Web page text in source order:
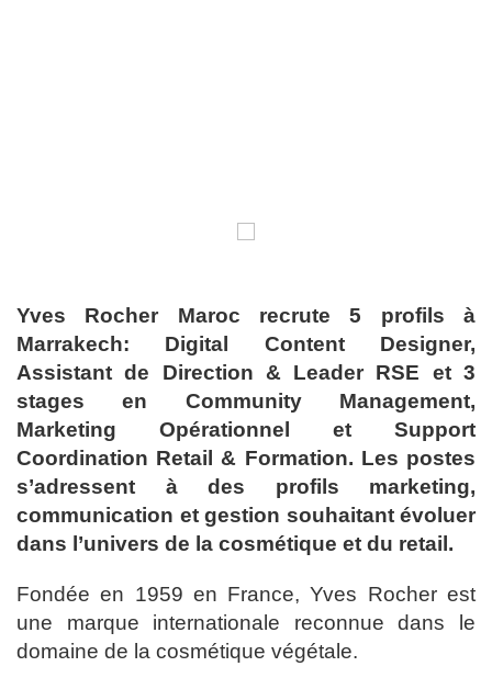
Yves Rocher Maroc recrute 5 profils à
Marrakech: Digital Content Designer,
Assistant de Direction & Leader RSE et 3
stages en Community Management,
Marketing Opérationnel et Support
Coordination Retail & Formation. Les postes
s’adressent à des profils marketing,
communication et gestion souhaitant évoluer
dans l’univers de la cosmétique et du retail.
Fondée en 1959 en France, Yves Rocher est
une marque internationale reconnue dans le
domaine de la cosmétique végétale.